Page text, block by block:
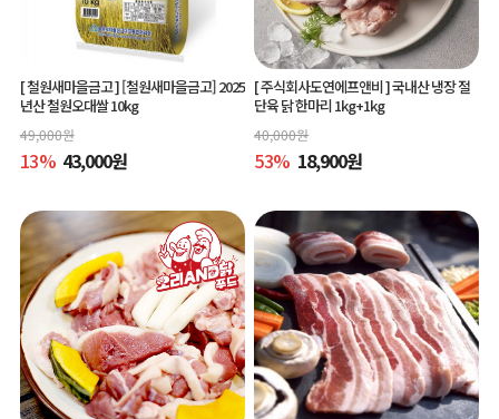
[ 철원새마을금고 ][철원새마을금고] 2025
년산 철원오대쌀 10kg
49,000원
13% 43,000원
[ 주식회사도연에프앤비 ]국내산 냉장 절
단육 닭 한마리 1kg+1kg
40,000원
53% 18,900원